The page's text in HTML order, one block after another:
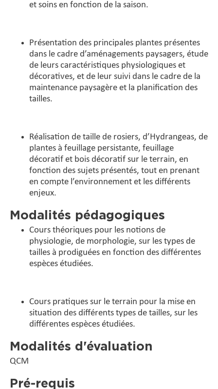
et soins en fonction de la saison.
Présentation des principales plantes présentes
dans le cadre d’aménagements paysagers, étude
de leurs caractéristiques physiologiques et
décoratives, et de leur suivi dans le cadre de la
maintenance paysagère et la planification des
tailles.
Réalisation de taille de rosiers, d’Hydrangeas, de
plantes à feuillage persistante, feuillage
décoratif et bois décoratif sur le terrain, en
fonction des sujets présentés, tout en prenant
en compte l’environnement et les différents
enjeux.
Modalités pédagogiques
Cours théoriques pour les notions de
physiologie, de morphologie, sur les types de
tailles à prodiguées en fonction des différentes
espèces étudiées.
Cours pratiques sur le terrain pour la mise en
situation des différents types de tailles, sur les
différentes espèces étudiées.
Modalités d'évaluation
QCM
Pré-requis